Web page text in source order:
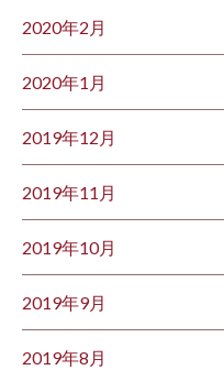
2020年2月
2020年1月
2019年12月
2019年11月
2019年10月
2019年9月
2019年8月